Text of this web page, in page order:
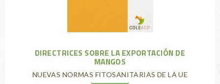
DIRECTRICES SOBRE LA EXPORTACIÓN DE
MANGOS
NUEVAS NORMAS FITOSANITARIAS DE LA UE